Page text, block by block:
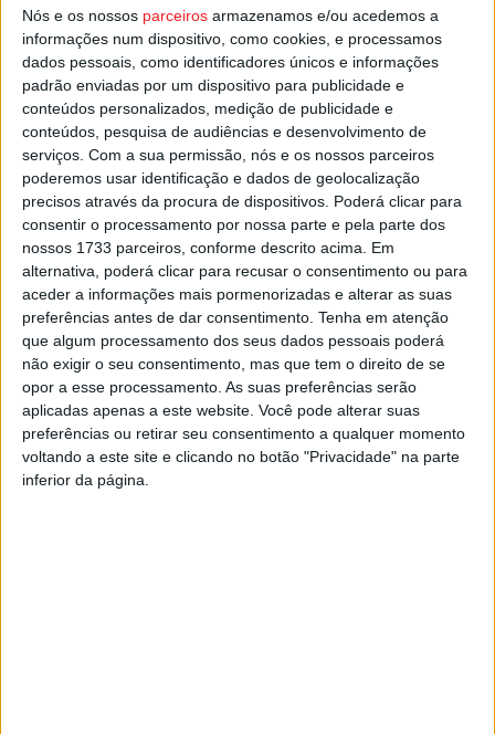
Nós e os nossos parceiros armazenamos e/ou acedemos a
informações num dispositivo, como cookies, e processamos
dados pessoais, como identificadores únicos e informações
padrão enviadas por um dispositivo para publicidade e
conteúdos personalizados, medição de publicidade e
conteúdos, pesquisa de audiências e desenvolvimento de
serviços. Com a sua permissão, nós e os nossos parceiros
poderemos usar identificação e dados de geolocalização
precisos através da procura de dispositivos. Poderá clicar para
consentir o processamento por nossa parte e pela parte dos
nossos 1733 parceiros, conforme descrito acima. Em
alternativa, poderá clicar para recusar o consentimento ou para
aceder a informações mais pormenorizadas e alterar as suas
preferências antes de dar consentimento. Tenha em atenção
que algum processamento dos seus dados pessoais poderá
não exigir o seu consentimento, mas que tem o direito de se
opor a esse processamento. As suas preferências serão
aplicadas apenas a este website. Você pode alterar suas
preferências ou retirar seu consentimento a qualquer momento
voltando a este site e clicando no botão "Privacidade" na parte
inferior da página.
brevemente uma nova data para que o passeio possa
realizar-se com segurança.
Esta e outras notícias para ouvir na Estação Diária – 96.8
FM ou em www.968.fm
Pub
TAGS Castro Daire
Artigo anterior